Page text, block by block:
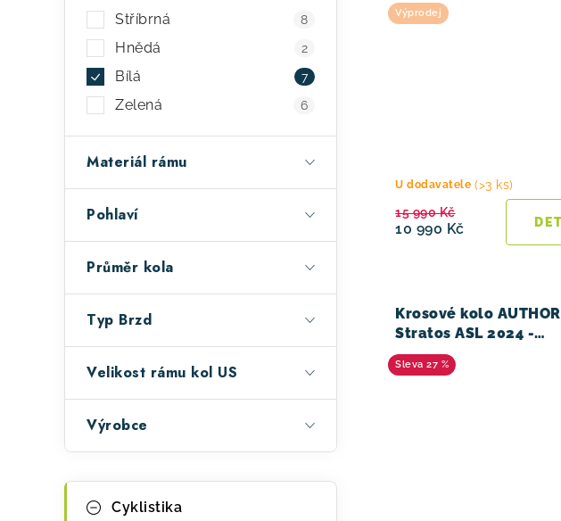
Stříbrná 8
Hnědá 2
Bílá 7
Zelená 6
Materiál rámu
Pohlaví
Průměr kola
Typ Brzd
Velikost rámu kol US
Výrobce
Přeskočit
kategorie
K
Cyklistika
Výprodej
U dodavatele (>3 ks)
10 990 Kč
15 990 Kč
Krosové kolo AUTHOR
Stratos ASL 2024 -
bílá/zelená/stříbrná
27 %